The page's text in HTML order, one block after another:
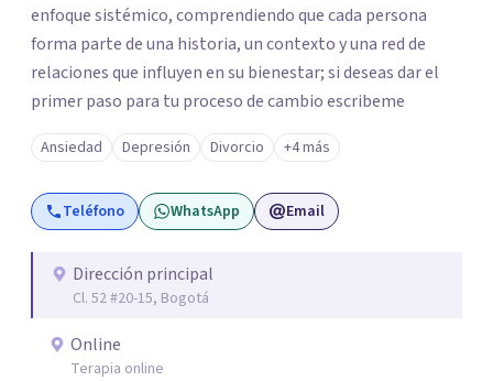
enfoque sistémico, comprendiendo que cada persona
forma parte de una historia, un contexto y una red de
relaciones que influyen en su bienestar; si deseas dar el
primer paso para tu proceso de cambio escribeme
Ansiedad Depresión Divorcio +4 más
Teléfono WhatsApp Email
Dirección principal
Cl. 52 #20-15, Bogotá
Online
Terapia online